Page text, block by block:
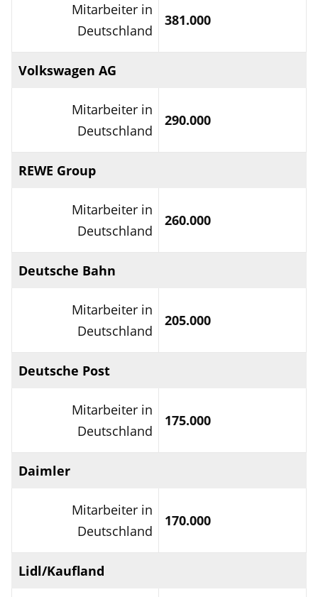
Mitarbeiter in
Deutschland
381.000
Volkswagen AG
Mitarbeiter in
Deutschland
290.000
REWE Group
Mitarbeiter in
Deutschland
260.000
Deutsche Bahn
Mitarbeiter in
Deutschland
205.000
Deutsche Post
Mitarbeiter in
Deutschland
175.000
Daimler
Mitarbeiter in
Deutschland
170.000
Lidl/Kaufland